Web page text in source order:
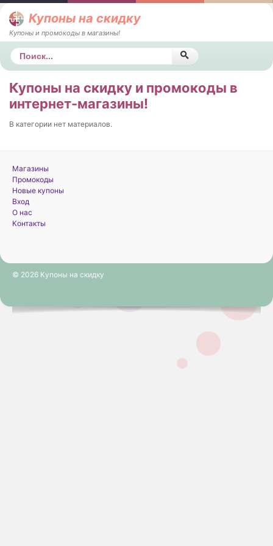
Купоны на скидку
Купоны и промокоды в магазины!
Поиск
Купоны на скидку и промокоды в
интернет-магазины!
В категории нет материалов.
Магазины
Промокоды
Новые купоны
Вход
О нас
Контакты
© 2026 Купоны на скидку